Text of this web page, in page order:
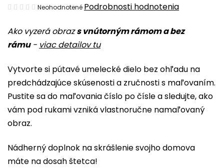
Ako vyzerá obrazs vnútorným rámom a bez
rámu- viac detailov tu
Vytvorte si pútavé umelecké dielo bez ohľadu na
predchádzajúce skúsenosti a zručnosti s maľovaním.
Pustite sa do maľovania číslo po čísle a sledujte, ako
vám pod rukami vzniká vlastnoručne namaľovaný
obraz.
Nádherný doplnok na skrášlenie svojho domova
máte na dosah štetca!
Priemerné
produktu
je
z
5
hviezdičiek.
Neohodnotené Podrobnosti hodnotenia